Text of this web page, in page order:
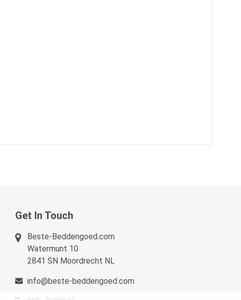
Get In Touch
Beste-Beddengoed.com
Watermunt 10
2841 SN Moordrecht NL
info@beste-beddengoed.com